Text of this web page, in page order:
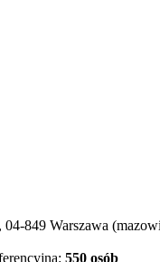
849 Warszawa
550 osób